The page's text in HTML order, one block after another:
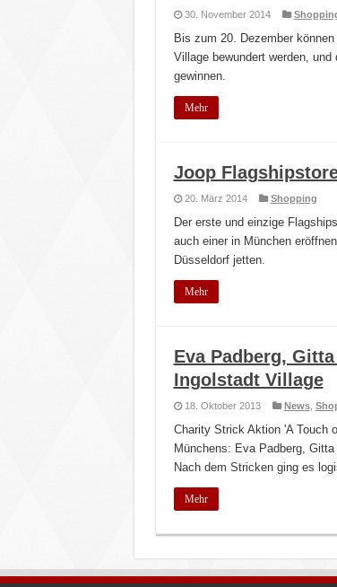
30. November 2014
Bis zum 20. Dezember
Village bewundert werden,
gewinnen.
Mehr
Joop
20. März 2014 Shopping
Der erste und einzige
auch einer in München
Düsseldorf jetten.
Mehr
Eva Padberg,
Ingolstadt Village
18. Oktober 2013 News,
Charity Strick Aktion 'A Touch
Münchens: Eva Padberg,
Nach dem Stricken ging es
Mehr